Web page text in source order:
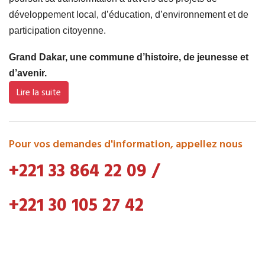
développement local, d’éducation, d’environnement et de
participation citoyenne.
Grand Dakar, une commune d’histoire, de jeunesse et
d’avenir.
Lire la suite
Pour vos demandes d'information, appellez nous
+221 33 864 22 09/
+221 30 105 27 42